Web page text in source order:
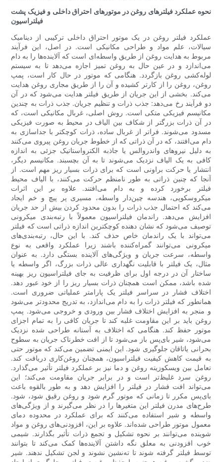
نحوه عملکرد فیلترهای روغن در موتورهای احتراق داخلی و فیزیک پشت
فیلتراسیون
عملکرد فیلتر روغن در یک موتور احتراق داخلی ترکیبی از دینامیک
سیالات، علم مواد و طراحی مکانیکی است. در اصل، این فرآیند
مربوط به هدایت روغن از طریق واسطه‌ای است که آلاینده‌ها را به دام
می‌اندازد و در عین حال به روغن تمیز اجازه می‌دهد تا به سیستم
لوله‌کشی روغن بازگردد. هنگامی که موتور در حال کار است، پمپ
روغن، روغن را از کارتر کشیده و آن را از طریق مجاری روغن هدایت
می‌کند. بخشی از این جریان از طریق فیلتر هدایت می‌شود که در آن
دو فرآیند رخ می‌دهد: جذب ذرات و تنظیم جریان. جذب ذرات به چندین
مکانیسم فیزیکی متکی است. روش اصلی، غربال مکانیکی است، که
در آن ذرات بزرگتر از شکاف بین الیاف در محیط به صورت فیزیکی
مسدود می‌شوند. فراتر از غربال ساده، ذرات کوچکتر با جداسازی به
دام می‌افتند، که در آن ذراتی که از خطوط جریان روغن پیروی می‌کنند
به دلیل نیروهای واندروالس یا جاذبه الکترواستاتیک جزئی به اندازه
کافی به یک الیاف نزدیک می‌شوند تا به آن بچسبند. مکانیسم دیگر،
انتشار یا حرکت براونی است که برای ذرات بسیار ریز مهم است. از
آنجا که چنین ذراتی به طور نامنظم حرکت می‌کنند، با الیاف محیط
فیلتر برخورد کرده و به دام می‌افتند. علاوه بر این اثرات
میکروسکوپی، هندسه چین‌دار واسطه، مسیری پر پیچ و خم ایجاد
می‌کند که احتمال جذب ذرات را بدون محدود کردن بیش از حد جریان
افزایش می‌دهد. راندمان فیلتراسیون معمولاً با رتبه‌بندی میکرونی
توصیف می‌شود که نشان دهنده کوچکترین اندازه ذراتی است که فیلتر
می‌تواند با یک راندمان خاص حذف کند. با این حال، رتبه‌بندی‌های
میکرونی می‌توانند گمراه‌کننده باشند زیرا عملکرد واقعی به نوع
واسطه، سرعت جریان و ویژگی‌های آلاینده بستگی دارد. به عنوان
مثال، یک فیلتر با قابلیت نگهداری عالی ذرات بزرگ، اگر واسطه یا
ساختار آن در درجه اول برای ظرفیت به جای فیلتراسیون ریز بهینه
شده باشد، ممکن است همچنان ذرات بسیار ریز را از خود عبور دهد.
اختلاف فشار در سراسر فیلتر یک پارامتر عملیاتی ضروری است.
همانطور که فیلتر ذرات را به دام می‌اندازد، به تدریج محدودتر می‌شود
و منجر به افزایش اختلاف فشار بین ورودی و خروجی می‌شود. پمپ
روغن باید بر این مقاومت غلبه کند تا جریان کافی را به تمام اجزای
موتور حفظ کند. هنگامی که اختلاف به آستانه طراحی شده نزدیک
می‌شود، شیر بای‌پس باز می‌شود تا از افت خطرناک جریان به سطوح
بحرانی یاتاقان جلوگیری شود. این ایمنی تضمین می‌کند که موتور حتی
به قیمت کاهش کیفیت فیلتراسیون، همچنان روغن‌کاری دریافت کند.
تعامل بین ویسکوزیته روغن و دما نیز بر عملکرد فیلتر تأثیر می‌گذارد.
روغن سرد غلیظ‌تر است و در برابر جریان مقاومت می‌کند؛ این
می‌تواند افت فشار در فیلتر را افزایش دهد و به طور بالقوه باعث
بای‌پس مکرر تا زمانی که موتور گرم شود و روغن رقیق شود، شود.
طرح‌های مدرن فیلتر این متغیرها را در نظر می‌گیرند و از ویژگی‌های
واسطه و شیر استفاده می‌کنند که برای عملکرد در محدوده دمای
معمول موتور طراحی شده‌اند. علاوه بر این، افزودنی‌های روغن و مواد
شوینده می‌توانند بر نحوه تشکیل و تجمع ذرات تأثیر بگذارند. شیمی
خوب افزودنی به معلق نگه داشتن آلاینده‌ها کمک می‌کند تا بتوانند
توسط فیلتر گرفته شوند تا ته‌نشین نشوند و لجن تشکیل ندهند. شیر